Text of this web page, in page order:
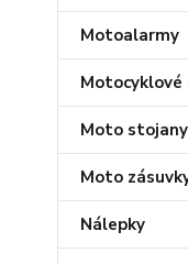
Motoalarmy
Motocyklové
Moto
Moto
Nálepky